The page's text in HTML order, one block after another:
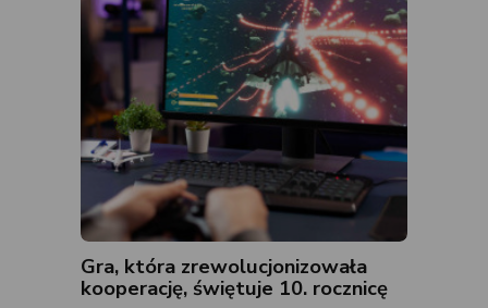
Gra, która zrewolucjonizowała
kooperację, świętuje 10. rocznicę